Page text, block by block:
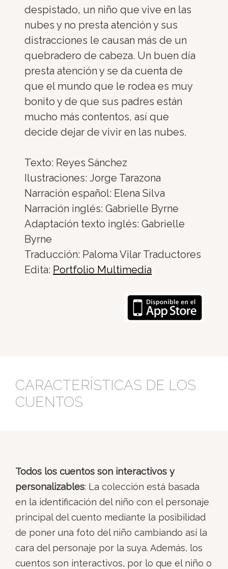
despistado, un niño que vive en las
nubes y no presta atención y sus
distracciones le causan más de un
quebradero de cabeza. Un buen día
presta atención y se da cuenta de
que el mundo que le rodea es muy
bonito y de que sus padres están
mucho más contentos, así que
decide dejar de vivir en las nubes.
Texto: Reyes Sánchez
Ilustraciones: Jorge Tarazona
Narración español: Elena Silva
Narración inglés: Gabrielle Byrne
Adaptación texto inglés: Gabrielle
Byrne
Traducción: Paloma Vilar Traductores
Edita: Portfolio Multimedia
CARACTERÍSTICAS DE LOS
CUENTOS
Todos los cuentos son interactivos y
personalizables: La colección está basada
en la identificación del niño con el personaje
principal del cuento mediante la posibilidad
de poner una foto del niño cambiando así la
cara del personaje por la suya. Además, los
cuentos son interactivos, por lo que el niño o